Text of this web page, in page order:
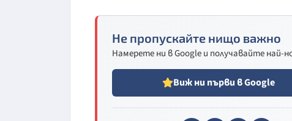
Не пропускайте нищо важно
Намерете ни в Google и получавайте
Виж ни първи в Google